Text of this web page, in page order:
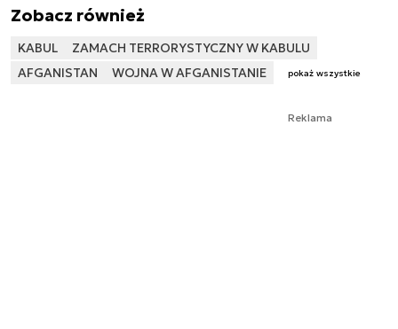
Zobacz również
KABUL
ZAMACH TERRORYSTYCZNY W KABULU
AFGANISTAN
WOJNA W AFGANISTANIE pokaż wszystkie
Reklama